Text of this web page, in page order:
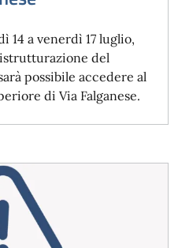
14 a venerdì 17 luglio,
del
possibile accedere al
di Via Falganese.